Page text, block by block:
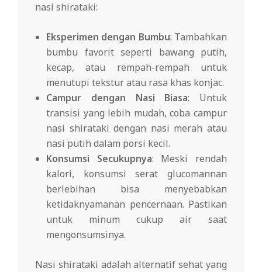
nasi shirataki:
Eksperimen dengan Bumbu: Tambahkan
bumbu favorit seperti bawang putih,
kecap, atau rempah-rempah untuk
menutupi tekstur atau rasa khas konjac.
Campur dengan Nasi Biasa: Untuk
transisi yang lebih mudah, coba campur
nasi shirataki dengan nasi merah atau
nasi putih dalam porsi kecil.
Konsumsi Secukupnya: Meski rendah
kalori, konsumsi serat glucomannan
berlebihan bisa menyebabkan
ketidaknyamanan pencernaan. Pastikan
untuk minum cukup air saat
mengonsumsinya.
Nasi shirataki adalah alternatif sehat yang